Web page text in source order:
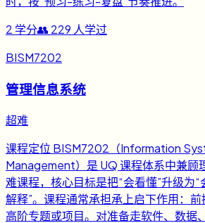
2 学分👥 229 人学过
BISM7202
管理信息系统
超难
课程定位 BISM7202（Information
Management）是 UQ 课程体系中兼顾
难课程，核心目标是把“会看懂”升级为
解释”。课程通常承担承上启下作用：
高阶专题或项目。对准备走软件、数据